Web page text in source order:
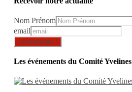
Nom Prénom
email
Les événements du Comité Yvelines